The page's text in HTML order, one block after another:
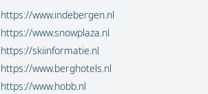
https://www.indebergen.nl
https://www.snowplaza.nl
https://skiinformatie.nl
https://www.berghotels.nl
https://www.hobb.nl